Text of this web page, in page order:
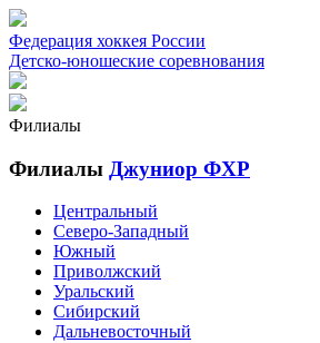
Федерация хоккея России
Детско-юношеские соревнования
Филиалы
Филиалы Джуниор ФХР
Центральный
Северо-Западный
Южный
Приволжский
Уральский
Сибирский
Дальневосточный